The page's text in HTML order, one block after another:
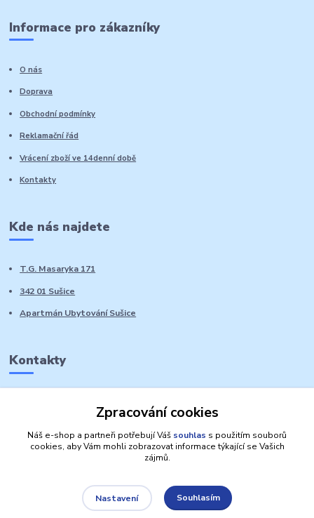
Informace pro zákazníky
O nás
Doprava
Obchodní podmínky
Reklamační řád
Vrácení zboží ve 14denní době
Kontakty
Kde nás najdete
T.G. Masaryka 171
342 01 Sušice
Apartmán Ubytování Sušice
Kontakty
Zpracování cookies
Náš e-shop a partneři potřebují Váš souhlas s použitím souborů
cookies, aby Vám mohli zobrazovat informace týkající se Vašich
zájmů.
Nastavení Souhlasím